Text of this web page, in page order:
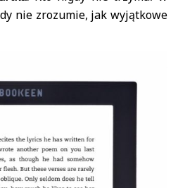
nie zrozumie, jak wyjątkowe